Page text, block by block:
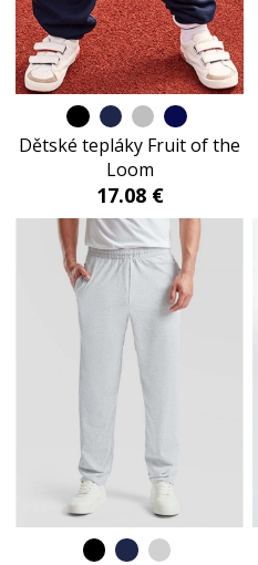
Dětské tepláky Fruit of the
Loom
17.08 €